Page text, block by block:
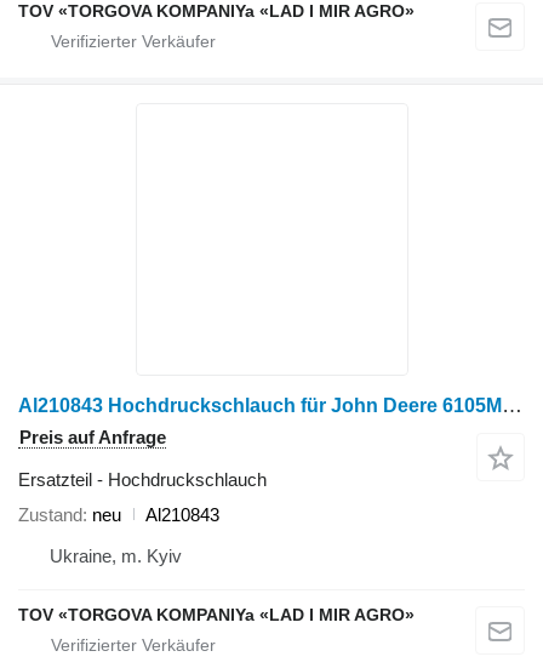
TOV «TORGOVA KOMPANIYa «LAD I MIR AGRO»
Al210843 Hochdruckschlauch für John Deere 6105M, 6110M, 6115M Radtraktor
Preis auf Anfrage
Ersatzteil - Hochdruckschlauch
Zustand neu
Al210843
Ukraine, m. Kyiv
TOV «TORGOVA KOMPANIYa «LAD I MIR AGRO»